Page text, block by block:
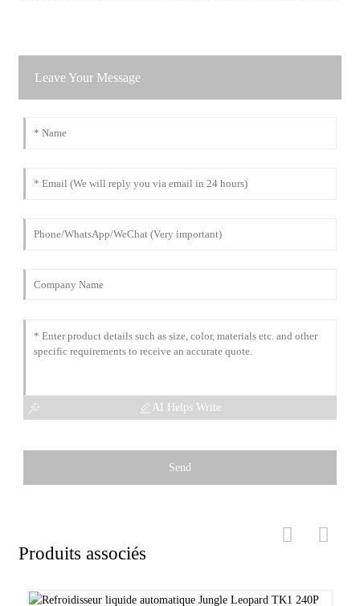
Leave Your Message
AI Helps Write
Send
Produits associés